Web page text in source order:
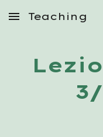
Skip to main content
Teaching